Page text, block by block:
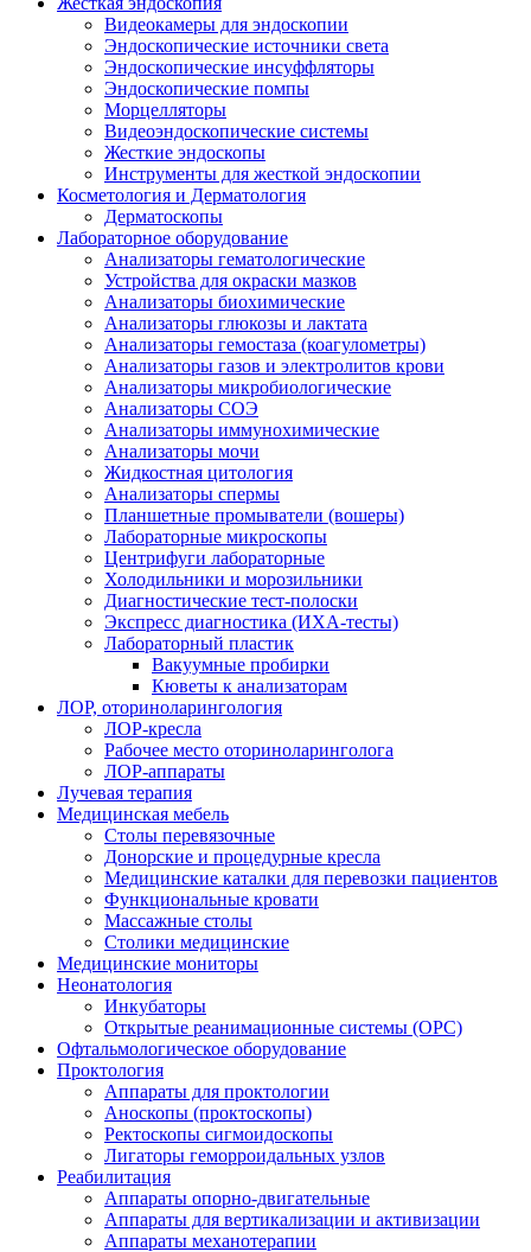
Видеокамеры для эндоскопии
Эндоскопические источники света
Эндоскопические инсуффляторы
Эндоскопические помпы
Морцелляторы
Видеоэндоскопические системы
Жесткие эндоскопы
Инструменты для жесткой эндоскопии
Косметология и Дерматология
Дерматоскопы
Лабораторное оборудование
Анализаторы гематологические
Устройства для окраски мазков
Анализаторы биохимические
Анализаторы глюкозы и лактата
Анализаторы гемостаза (коагулометры)
Анализаторы газов и электролитов крови
Анализаторы микробиологические
Анализаторы СОЭ
Анализаторы иммунохимические
Анализаторы мочи
Жидкостная цитология
Анализаторы спермы
Планшетные промыватели (вошеры)
Лабораторные микроскопы
Центрифуги лабораторные
Холодильники и морозильники
Диагностические тест-полоски
Экспресс диагностика (ИХА-тесты)
Лабораторный пластик
Вакуумные пробирки
Кюветы к анализаторам
ЛОР, оториноларингология
ЛОР-кресла
Рабочее место оториноларинголога
ЛОР-аппараты
Лучевая терапия
Медицинская мебель
Столы перевязочные
Донорские и процедурные кресла
Медицинские каталки для перевозки пациентов
Функциональные кровати
Массажные столы
Столики медицинские
Медицинские мониторы
Неонатология
Инкубаторы
Открытые реанимационные системы (ОРС)
Офтальмологическое оборудование
Проктология
Аппараты для проктологии
Аноскопы (проктоскопы)
Ректоскопы сигмоидоскопы
Лигаторы геморроидальных узлов
Реабилитация
Аппараты опорно-двигательные
Аппараты для вертикализации и активизации
Аппараты механотерапии